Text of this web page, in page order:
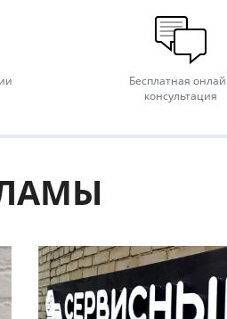
Бесплатная
консультация